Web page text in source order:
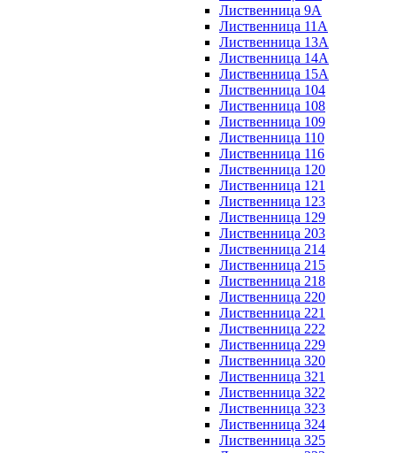
Лиственница 9А
Лиственница 11А
Лиственница 13А
Лиственница 14А
Лиственница 15А
Лиственница 104
Лиственница 108
Лиственница 109
Лиственница 110
Лиственница 116
Лиственница 120
Лиственница 121
Лиственница 123
Лиственница 129
Лиственница 203
Лиственница 214
Лиственница 215
Лиственница 218
Лиственница 220
Лиственница 221
Лиственница 222
Лиственница 229
Лиственница 320
Лиственница 321
Лиственница 322
Лиственница 323
Лиственница 324
Лиственница 325